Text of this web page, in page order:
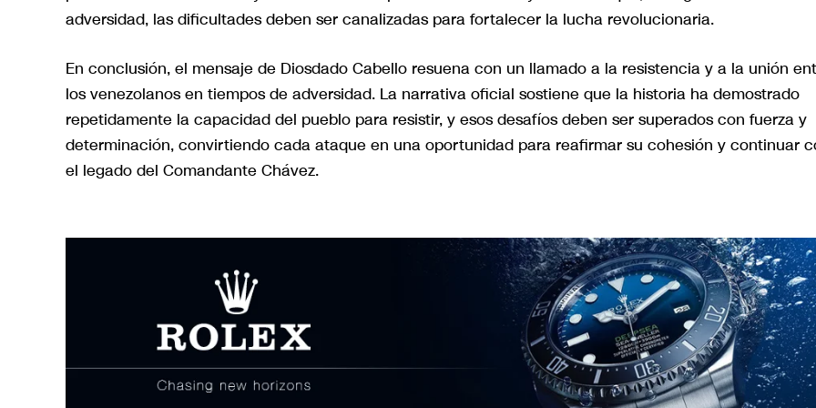
adversidad, las dificultades deben ser canalizadas para fortalecer la lucha revolucionaria.
En conclusión, el mensaje de Diosdado Cabello resuena con un llamado a la resistencia y a la unión
los venezolanos en tiempos de adversidad. La narrativa oficial sostiene que la historia ha demostrado
repetidamente la capacidad del pueblo para resistir, y esos desafíos deben ser superados con fuerza y
determinación, convirtiendo cada ataque en una oportunidad para reafirmar su cohesión y continuar
el legado del Comandante Chávez.